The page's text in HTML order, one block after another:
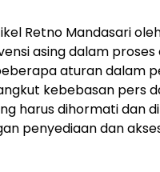
Retno Mandasari
asing dalam
aturan dalam
kebebasan pers
harus dihormati dan
penyediaan dan